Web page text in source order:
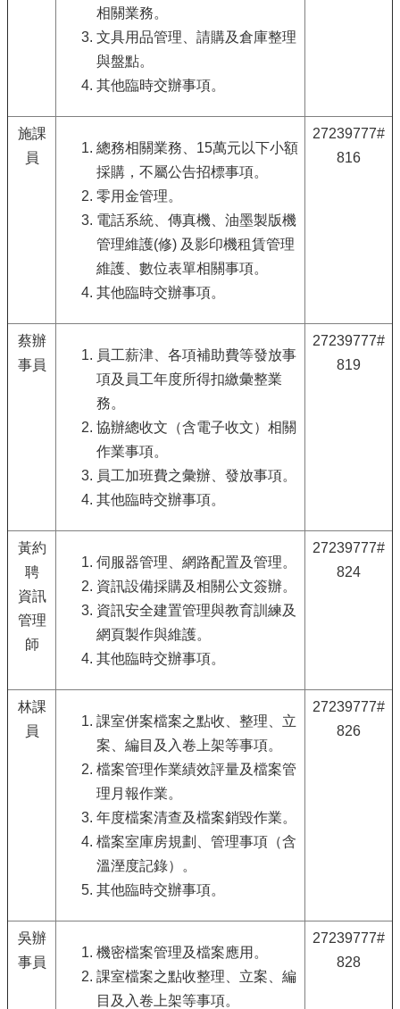
放
宣
告
相關業務。
文具用品管理、請購及倉庫整理
與盤點。
其他臨時交辦事項。
施課
員
總務相關業務、15萬元以下小額
採購，不屬公告招標事項。
零用金管理。
電話系統、傳真機、油墨製版機
管理維護(修) 及影印機租賃管理
維護、數位表單相關事項。
其他臨時交辦事項。
27239777#
816
蔡辦
事員
員工薪津、各項補助費等發放事
項及員工年度所得扣繳彙整業
務。
協辦總收文（含電子收文）相關
作業事項。
員工加班費之彙辦、發放事項。
其他臨時交辦事項。
27239777#
819
黃約
聘
資訊
管理
師
伺服器管理、網路配置及管理。
資訊設備採購及相關公文簽辦。
資訊安全建置管理與教育訓練及
網頁製作與維護。
其他臨時交辦事項。
27239777#
824
林課
員
課室併案檔案之點收、整理、立
案、編目及入卷上架等事項。
檔案管理作業績效評量及檔案管
理月報作業。
年度檔案清查及檔案銷毀作業。
檔案室庫房規劃、管理事項（含
溫溼度記錄）。
其他臨時交辦事項。
27239777#
826
吳辦
事員
機密檔案管理及檔案應用。
課室檔案之點收整理、立案、編
目及入卷上架等事項。
27239777#
828